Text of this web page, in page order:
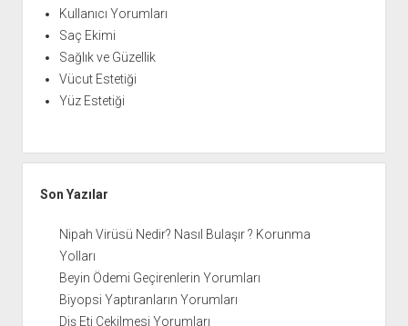
Kullanıcı Yorumları
Saç Ekimi
Sağlık ve Güzellik
Vücut Estetiği
Yüz Estetiği
Son Yazılar
Nipah Virüsü Nedir? Nasıl Bulaşır ? Korunma
Yolları
Beyin Ödemi Geçirenlerin Yorumları
Biyopsi Yaptıranların Yorumları
Diş Eti Çekilmesi Yorumları